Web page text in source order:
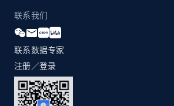
联系我们
联系数据专家
注册／登录